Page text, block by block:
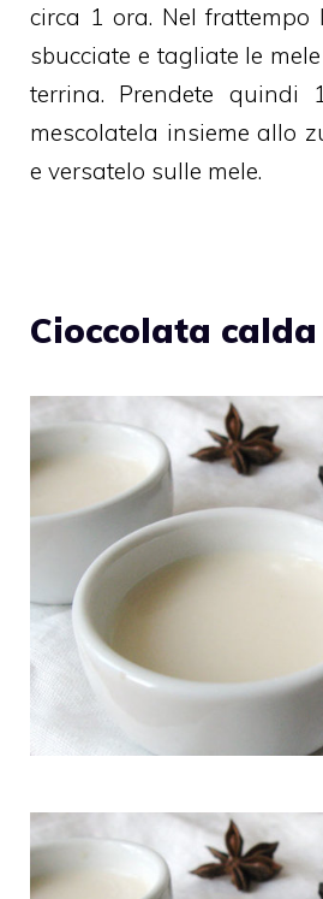
circa 1 ora. Nel frattempo
sbucciate e tagliate le
terrina. Prendete quindi
mescolatela insieme allo
e versatelo sulle mele.
Cioccolata